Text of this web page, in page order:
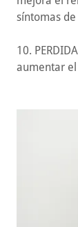
síntomas
10.
aumentar